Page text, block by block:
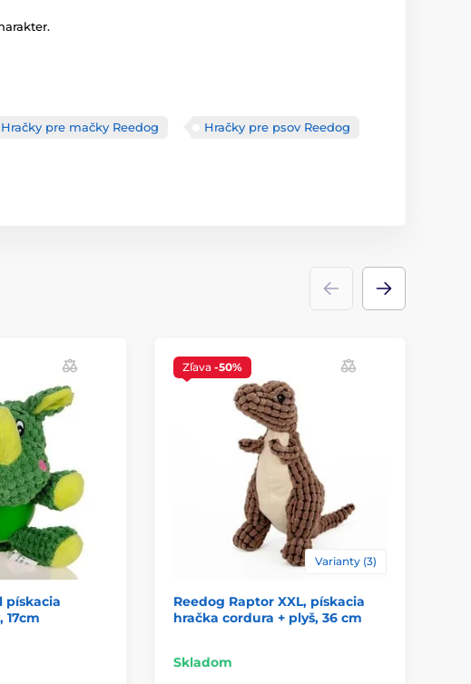
Hračky pre mačky Reedog Hračky pre psov Reedog
pískacia
17cm
Zľava -50%
Varianty (3)
Reedog Raptor XXL, pískacia
hračka cordura + plyš, 36 cm
Skladom